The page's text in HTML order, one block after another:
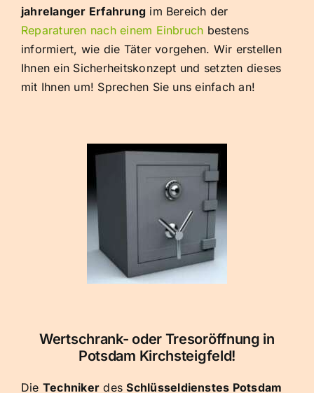
jahrelanger Erfahrung im Bereich der
Reparaturen nach einem Einbruch bestens
informiert, wie die Täter vorgehen. Wir erstellen
Ihnen ein Sicherheitskonzept und setzten dieses
mit Ihnen um! Sprechen Sie uns einfach an!
Wertschrank- oder Tresoröffnung in
Potsdam Kirchsteigfeld!
Die Techniker desSchlüsseldienstes Potsdam